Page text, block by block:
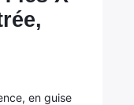
en guise